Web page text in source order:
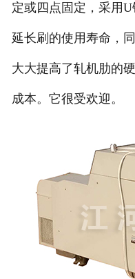
定或四点固定，采用
延长刷的使用寿命，
大大提高了轧机肋的
成本。它很受欢迎。